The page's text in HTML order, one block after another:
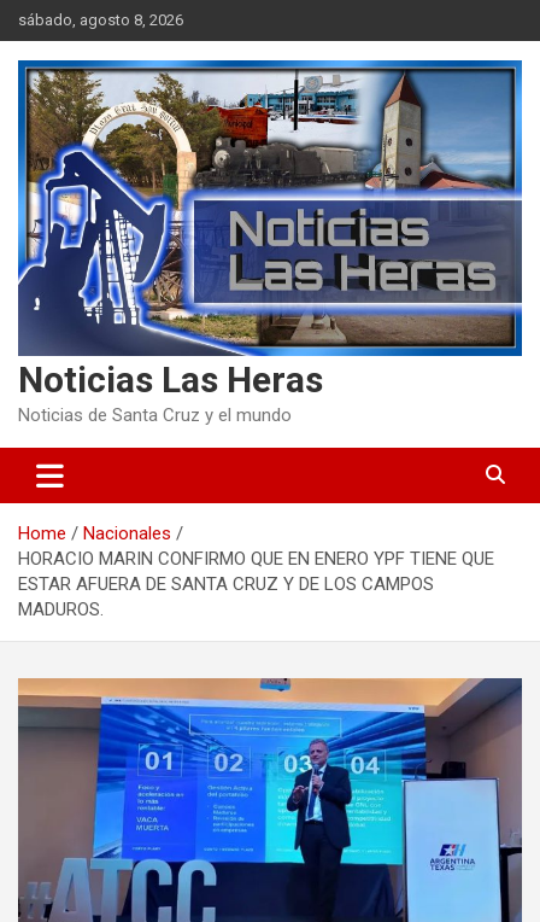
Skip
to
content
sábado, agosto 8, 2026
Noticias Las Heras
Noticias de Santa Cruz y el mundo
Home
Nacionales
HORACIO MARIN CONFIRMO QUE EN ENERO YPF TIENE QUE
ESTAR AFUERA DE SANTA CRUZ Y DE LOS CAMPOS
MADUROS.